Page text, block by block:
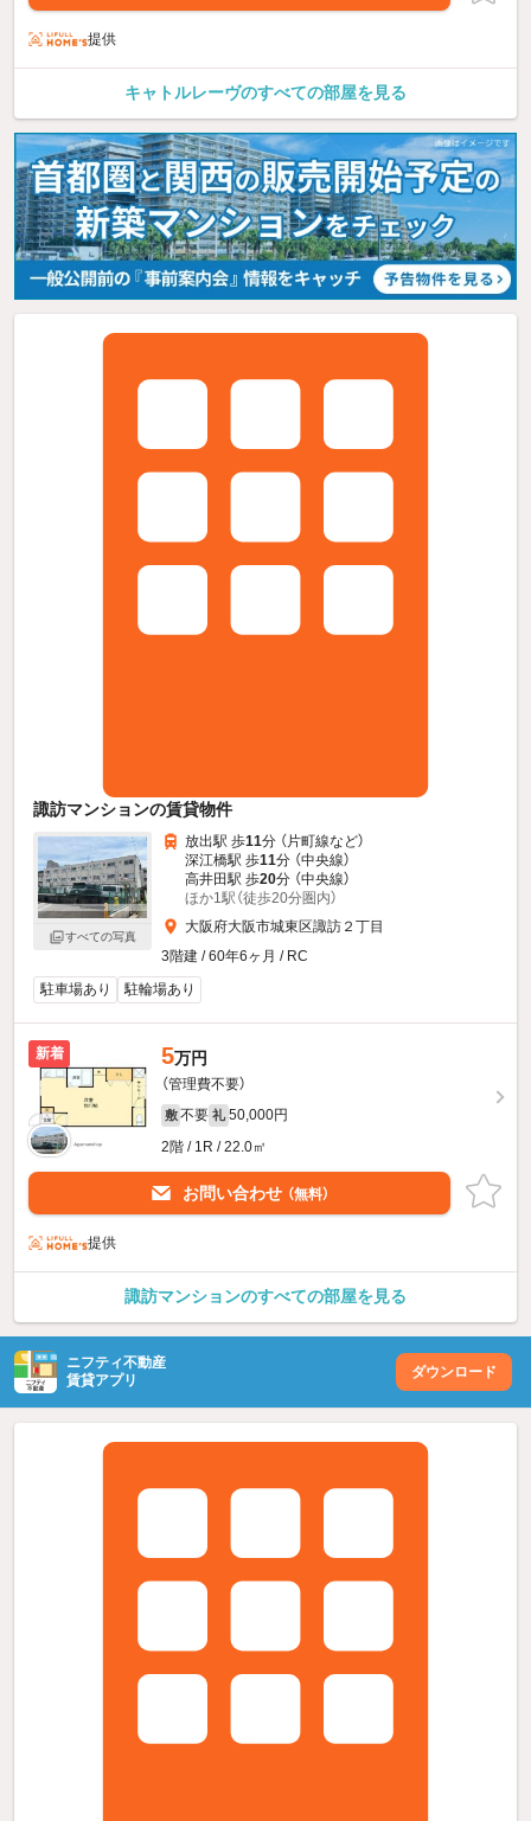
提供
キャトルレーヴのすべての部屋を見る
諏訪マンションの賃貸物件
すべての写真
放出駅 歩11分 （片町線など）
深江橋駅 歩11分 （中央線）
高井田駅 歩20分 （中央線）
ほか1駅（徒歩20分圏内）
大阪府大阪市城東区諏訪２丁目
3階建 / 60年6ヶ月 / RC
駐車場あり
駐輪場あり
新着 5万円
（管理費不要）
敷 不要 礼 50,000円
2階 / 1R / 22.0㎡
お問い合わせ （無料）
提供
諏訪マンションのすべての部屋を見る
ニフティ不動産
賃貸アプリ
ダウンロード